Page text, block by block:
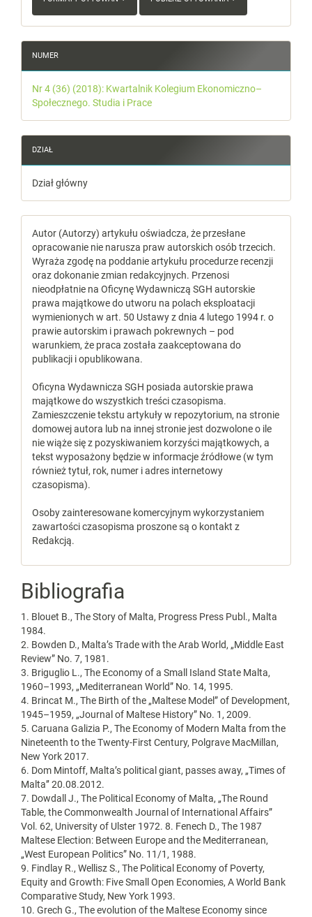
NUMER
Nr 4 (36) (2018): Kwartalnik Kolegium Ekonomiczno–
Społecznego. Studia i Prace
DZIAŁ
Dział główny
Autor (Autorzy) artykułu oświadcza, że przesłane
opracowanie nie narusza praw autorskich osób trzecich.
Wyraża zgodę na poddanie artykułu procedurze recenzji
oraz dokonanie zmian redakcyjnych. Przenosi
nieodpłatnie na Oficynę Wydawniczą SGH autorskie
prawa majątkowe do utworu na polach eksploatacji
wymienionych w art. 50 Ustawy z dnia 4 lutego 1994 r. o
prawie autorskim i prawach pokrewnych – pod
warunkiem, że praca została zaakceptowana do
publikacji i opublikowana.
Oficyna Wydawnicza SGH posiada autorskie prawa
majątkowe do wszystkich treści czasopisma.
Zamieszczenie tekstu artykuły w repozytorium, na stronie
domowej autora lub na innej stronie jest dozwolone o ile
nie wiąże się z pozyskiwaniem korzyści majątkowych, a
tekst wyposażony będzie w informacje źródłowe (w tym
również tytuł, rok, numer i adres internetowy
czasopisma).
Osoby zainteresowane komercyjnym wykorzystaniem
zawartości czasopisma proszone są o kontakt z
Redakcją.
Bibliografia
1. Blouet B., The Story of Malta, Progress Press Publ., Malta
1984.
2. Bowden D., Malta’s Trade with the Arab World, „Middle East
Review” No. 7, 1981.
3. Briguglio L., The Economy of a Small Island State Malta,
1960–1993, „Mediterranean World” No. 14, 1995.
4. Brincat M., The Birth of the „Maltese Model” of Development,
1945–1959, „Journal of Maltese History” No. 1, 2009.
5. Caruana Galizia P., The Economy of Modern Malta from the
Nineteenth to the Twenty-First Century, Polgrave MacMillan,
New York 2017.
6. Dom Mintoff, Malta’s political giant, passes away, „Times of
Malta’’ 20.08.2012.
7. Dowdall J., The Political Economy of Malta, „The Round
Table, the Commonwealth Journal of International Affairs”
Vol. 62, University of Ulster 1972. 8. Fenech D., The 1987
Maltese Election: Between Europe and the Mediterranean,
„West European Politics” No. 11/1, 1988.
9. Findlay R., Wellisz S., The Political Economy of Poverty,
Equity and Growth: Five Small Open Economies, A World Bank
Comparative Study, New York 1993.
10. Grech G., The evolution of the Maltese Economy since